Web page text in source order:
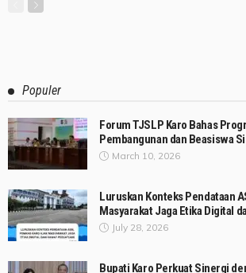
Populer
Forum TJSLP Karo Bahas
Pembangunan dan Beasiswa
March 10, 2026
Luruskan Konteks Pendataan
Masyarakat Jaga Etika Digital
July 28, 2026
Bupati Karo Perkuat Sinergi